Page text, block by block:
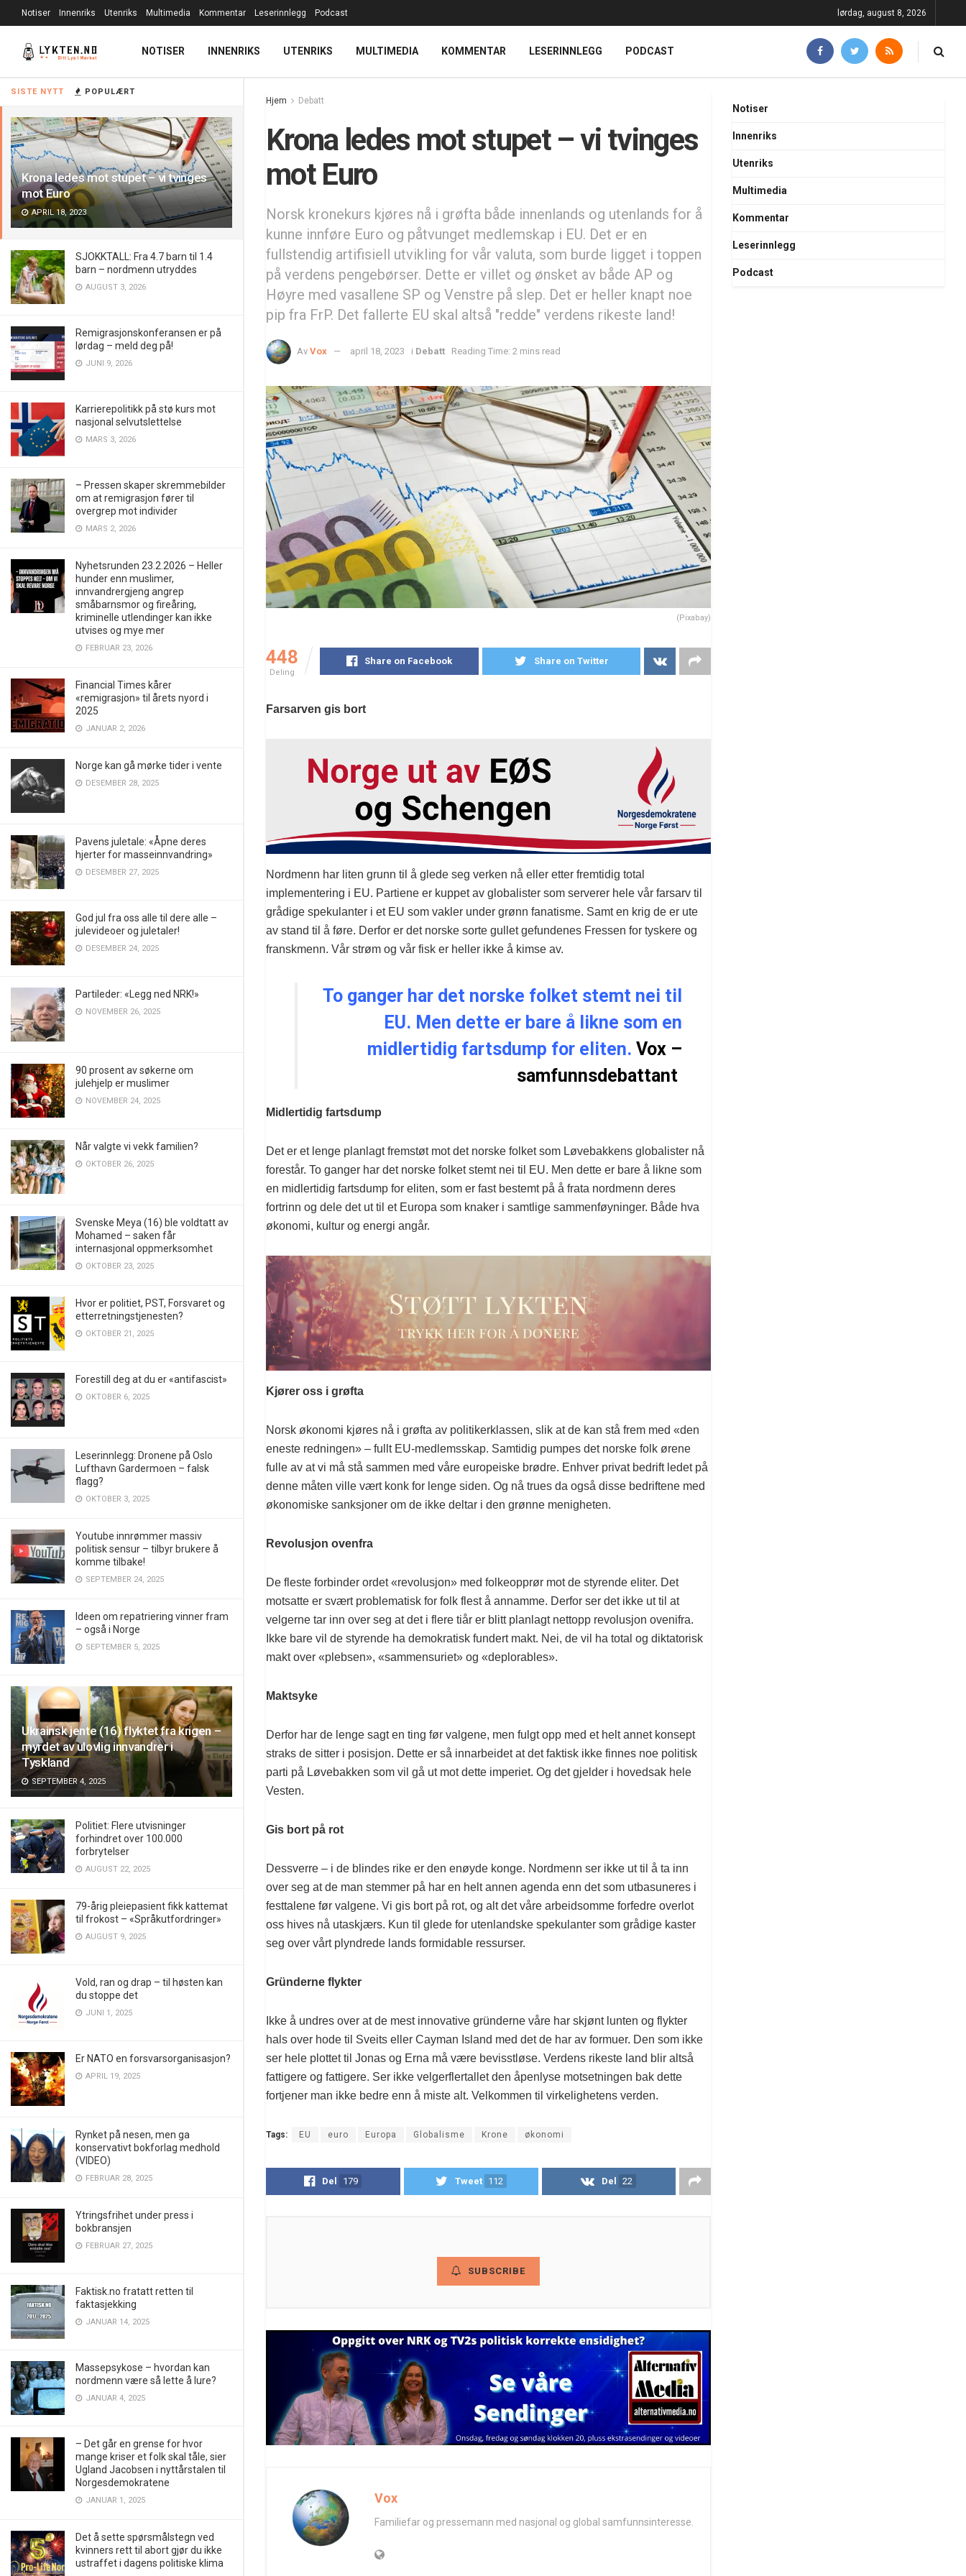
SISTE NYTT POPULÆRT
Krona ledes mot stupet – vi tvinges
mot Euro
APRIL 18, 2023
SJOKKTALL: Fra 4.7 barn til 1.4
barn – nordmenn utryddes
AUGUST 3, 2026
Remigrasjonskonferansen er på
lørdag – meld deg på!
JUNI 9, 2026
Karrierepolitikk på stø kurs mot
nasjonal selvutslettelse
MARS 3, 2026
– Pressen skaper skremmebilder
om at remigrasjon fører til
overgrep mot individer
MARS 2, 2026
Nyhetsrunden 23.2.2026 – Heller
hunder enn muslimer,
innvandrergjeng angrep
småbarnsmor og fireåring,
kriminelle utlendinger kan ikke
utvises og mye mer
FEBRUAR 23, 2026
Financial Times kårer
«remigrasjon» til årets nyord i
2025
JANUAR 2, 2026
Norge kan gå mørke tider i vente
DESEMBER 28, 2025
Pavens juletale: «Åpne deres
hjerter for masseinnvandring»
DESEMBER 27, 2025
God jul fra oss alle til dere alle –
julevideoer og juletaler!
DESEMBER 24, 2025
Partileder: «Legg ned NRK!»
NOVEMBER 26, 2025
90 prosent av søkerne om
julehjelp er muslimer
NOVEMBER 24, 2025
Når valgte vi vekk familien?
OKTOBER 26, 2025
Svenske Meya (16) ble voldtatt av
Mohamed – saken får
internasjonal oppmerksomhet
OKTOBER 23, 2025
Hvor er politiet, PST, Forsvaret og
etterretningstjenesten?
OKTOBER 21, 2025
Forestill deg at du er «antifascist»
OKTOBER 6, 2025
Leserinnlegg: Dronene på Oslo
Lufthavn Gardermoen – falsk
flagg?
OKTOBER 3, 2025
Youtube innrømmer massiv
politisk sensur – tilbyr brukere å
komme tilbake!
SEPTEMBER 24, 2025
Ideen om repatriering vinner fram
– også i Norge
SEPTEMBER 5, 2025
Ukrainsk jente (16) flyktet fra krigen –
myrdet av ulovlig innvandrer i
Tyskland
SEPTEMBER 4, 2025
Politiet: Flere utvisninger
forhindret over 100.000
forbrytelser
AUGUST 22, 2025
79-årig pleiepasient fikk kattemat
til frokost – «Språkutfordringer»
AUGUST 9, 2025
Vold, ran og drap – til høsten kan
du stoppe det
JUNI 1, 2025
Er NATO en forsvarsorganisasjon?
APRIL 19, 2025
Rynket på nesen, men ga
konservativt bokforlag medhold
(VIDEO)
FEBRUAR 28, 2025
Ytringsfrihet under press i
bokbransjen
FEBRUAR 27, 2025
Faktisk.no fratatt retten til
faktasjekking
JANUAR 14, 2025
Massepsykose – hvordan kan
nordmenn være så lette å lure?
JANUAR 4, 2025
– Det går en grense for hvor
mange kriser et folk skal tåle, sier
Ugland Jacobsen i nyttårstalen til
Norgesdemokratene
JANUAR 1, 2025
Det å sette spørsmålstegn ved
kvinners rett til abort gjør du ikke
ustraffet i dagens politiske klima
Notiser Innenriks Utenriks Multimedia Kommentar Leserinnlegg Podcast lørdag, august 8, 2026
NOTISER INNENRIKS UTENRIKS MULTIMEDIA KOMMENTAR LESERINNLEGG PODCAST
Hjem Debatt
Krona ledes mot stupet – vi tvinges
mot Euro
Norsk kronekurs kjøres nå i grøfta både innenlands og utenlands for å
kunne innføre Euro og påtvunget medlemskap i EU. Det er en
fullstendig artifisiell utvikling for vår valuta, som burde ligget i toppen
på verdens pengebørser. Dette er villet og ønsket av både AP og
Høyre med vasallene SP og Venstre på slep. Det er heller knapt noe
pip fra FrP. Det fallerte EU skal altså "redde" verdens rikeste land!
Av Vox april 18, 2023 i Debatt Reading Time: 2 mins read
(Pixabay)
448
Deling
Share on Facebook Share on Twitter
Farsarven gis bort
Nordmenn har liten grunn til å glede seg verken nå eller etter fremtidig total
implementering i EU. Partiene er kuppet av globalister som serverer hele vår farsarv til
grådige spekulanter i et EU som vakler under grønn fanatisme. Samt en krig de er ute
av stand til å føre. Derfor er det norske sorte gullet gefundenes Fressen for tyskere og
franskmenn. Vår strøm og vår fisk er heller ikke å kimse av.
To ganger har det norske folket stemt nei til
EU. Men dette er bare å likne som en
midlertidig fartsdump for eliten.Vox –
samfunnsdebattant
Midlertidig fartsdump
Det er et lenge planlagt fremstøt mot det norske folket som Løvebakkens globalister nå
forestår. To ganger har det norske folket stemt nei til EU. Men dette er bare å likne som
en midlertidig fartsdump for eliten, som er fast bestemt på å frata nordmenn deres
fortrinn og dele det ut til et Europa som knaker i samtlige sammenføyninger. Både hva
økonomi, kultur og energi angår.
Kjører oss i grøfta
Norsk økonomi kjøres nå i grøfta av politikerklassen, slik at de kan stå frem med «den
eneste redningen» – fullt EU-medlemsskap. Samtidig pumpes det norske folk ørene
fulle av at vi må stå sammen med våre europeiske brødre. Enhver privat bedrift ledet på
denne måten ville vært konk for lenge siden. Og nå trues da også disse bedriftene med
økonomiske sanksjoner om de ikke deltar i den grønne menigheten.
Revolusjon ovenfra
De fleste forbinder ordet «revolusjon» med folkeopprør mot de styrende eliter. Det
motsatte er svært problematisk for folk flest å annamme. Derfor ser det ikke ut til at
velgerne tar inn over seg at det i flere tiår er blitt planlagt nettopp revolusjon ovenifra.
Ikke bare vil de styrende ha demokratisk fundert makt. Nei, de vil ha total og diktatorisk
makt over «plebsen», «sammensuriet» og «deplorables».
Maktsyke
Derfor har de lenge sagt en ting før valgene, men fulgt opp med et helt annet konsept
straks de sitter i posisjon. Dette er så innarbeidet at det faktisk ikke finnes noe politisk
parti på Løvebakken som vil gå ut mot dette imperiet. Og det gjelder i hovedsak hele
Vesten.
Gis bort på rot
Dessverre – i de blindes rike er den enøyde konge. Nordmenn ser ikke ut til å ta inn
over seg at de man stemmer på har en helt annen agenda enn det som utbasuneres i
festtalene før valgene. Vi gis bort på rot, og alt det våre arbeidsomme forfedre overlot
oss hives nå utaskjærs. Kun til glede for utenlandske spekulanter som grådige kaster
seg over vårt plyndrede lands formidable ressurser.
Gründerne flykter
Ikke å undres over at de mest innovative gründerne våre har skjønt lunten og flykter
hals over hode til Sveits eller Cayman Island med det de har av formuer. Den som ikke
ser hele plottet til Jonas og Erna må være bevisstløse. Verdens rikeste land blir altså
fattigere og fattigere. Ser ikke velgerflertallet den åpenlyse motsetningen bak dette
fortjener man ikke bedre enn å miste alt. Velkommen til virkelighetens verden.
Tags: EU euro Europa Globalisme Krone økonomi
Del 179 Tweet 112 Del 22
SUBSCRIBE
Vox
Familiefar og pressemann med nasjonal og global samfunnsinteresse.
Notiser
Innenriks
Utenriks
Multimedia
Kommentar
Leserinnlegg
Podcast